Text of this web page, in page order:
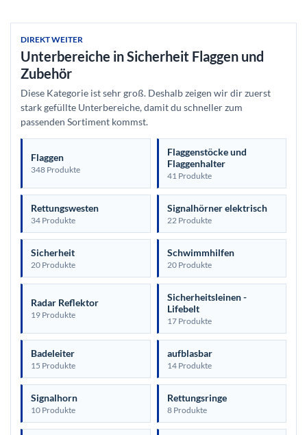
DIREKT WEITER
Unterbereiche in Sicherheit Flaggen und
Zubehör
Diese Kategorie ist sehr groß. Deshalb zeigen wir dir zuerst
stark gefüllte Unterbereiche, damit du schneller zum
passenden Sortiment kommst.
Flaggen
348 Produkte
Flaggenstöcke und
Flaggenhalter
41 Produkte
Rettungswesten
34 Produkte
Signalhörner elektrisch
22 Produkte
Sicherheit
20 Produkte
Schwimmhilfen
20 Produkte
Radar Reflektor
19 Produkte
Sicherheitsleinen -
Lifebelt
17 Produkte
Badeleiter
15 Produkte
aufblasbar
14 Produkte
Signalhorn
10 Produkte
Rettungsringe
8 Produkte